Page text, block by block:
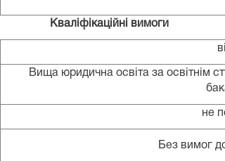
Кваліфікаційні вимоги
Вища юридична освіта за освітнім
не
Без вимог